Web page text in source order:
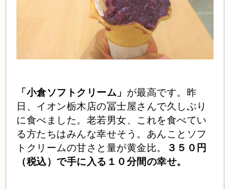
「小倉ソフトクリーム」 が最高です。昨
日、イオン栃木店の冨士屋さんで久しぶり
に食べました。老若男女、これを食べてい
る方たちはみんな幸せそう。あんことソフ
トクリームの甘さと量が黄金比。
３５０円
（税込）で手に入る１０分間の幸せ。